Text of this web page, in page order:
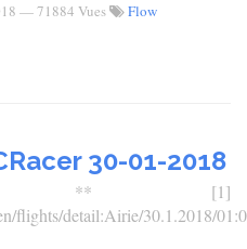
— 71884 Vues
Flow
30-01-2018
** [1]
flights/detail:Airie/30.1.2018/